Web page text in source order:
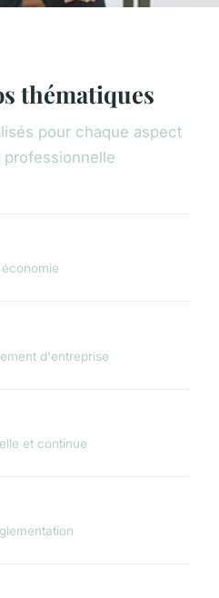
thématiques
pour chaque aspect
professionnelle
d'entreprise
et continue